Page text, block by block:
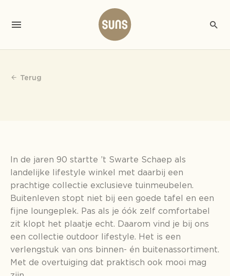
Terug
In de jaren 90 startte ’t Swarte Schaep als
landelijke lifestyle winkel met daarbij een
prachtige collectie exclusieve tuinmeubelen.
Buitenleven stopt niet bij een goede tafel en een
fijne loungeplek. Pas als je óók zelf comfortabel
zit klopt het plaatje echt. Daarom vind je bij ons
een collectie outdoor lifestyle. Het is een
verlengstuk van ons binnen- én buitenassortiment.
Met de overtuiging dat praktisch ook mooi mag